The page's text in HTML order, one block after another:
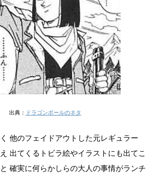
出典： ドラゴンボールのネタ
他のフェイドアウトした元レギュラー
出てくるトビラ絵やイラストにも出てこ
確実に何らかしらの大人の事情がランチ